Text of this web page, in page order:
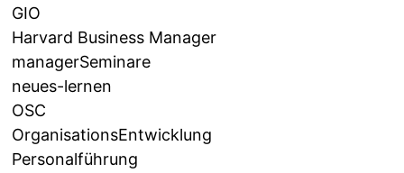
GIO
Harvard Business Manager
managerSeminare
neues-lernen
OSC
OrganisationsEntwicklung
Personalführung